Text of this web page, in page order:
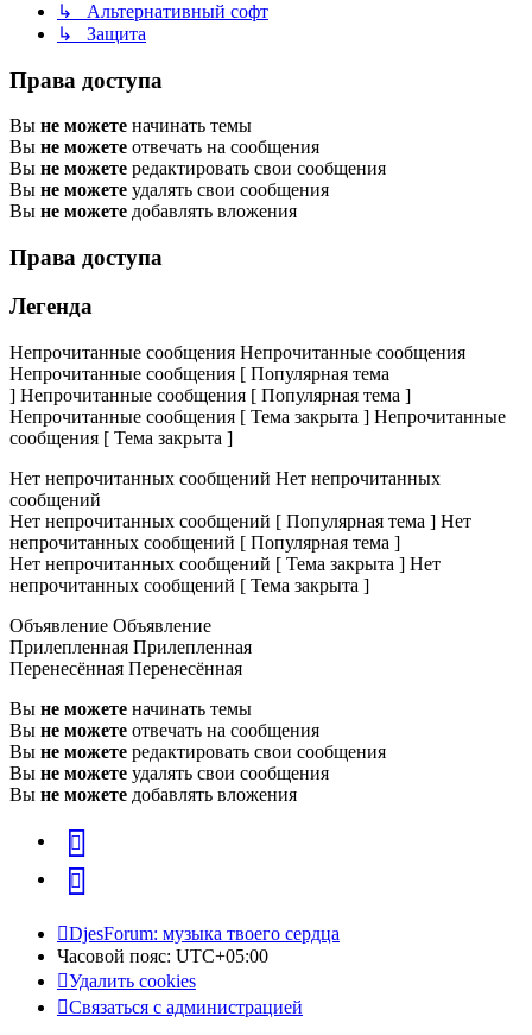
↳ Альтернативный софт
↳ Защита
Права доступа
Вы не можете начинать темы
Вы не можете отвечать на сообщения
Вы не можете редактировать свои сообщения
Вы не можете удалять свои сообщения
Вы не можете добавлять вложения
Права доступа
Легенда
Непрочитанные сообщения Непрочитанные сообщения
Непрочитанные сообщения [ Популярная тема
] Непрочитанные сообщения [ Популярная тема ]
Непрочитанные сообщения [ Тема закрыта ] Непрочитанные
сообщения [ Тема закрыта ]
Нет непрочитанных сообщений Нет непрочитанных
сообщений
Нет непрочитанных сообщений [ Популярная тема ] Нет
непрочитанных сообщений [ Популярная тема ]
Нет непрочитанных сообщений [ Тема закрыта ] Нет
непрочитанных сообщений [ Тема закрыта ]
Объявление Объявление
Прилепленная Прилепленная
Перенесённая Перенесённая
Вы не можете начинать темы
Вы не можете отвечать на сообщения
Вы не можете редактировать свои сообщения
Вы не можете удалять свои сообщения
Вы не можете добавлять вложения
vk
Telegram
DjesForum: музыка твоего сердца
Часовой пояс: UTC+05:00
Удалить cookies
Связаться с администрацией